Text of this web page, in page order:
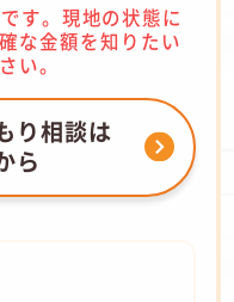
す。現地の状態に
な金額を知りたい
い。
り相談は
ら